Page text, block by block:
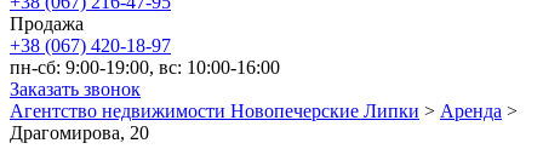
Продажа
+38 (067) 420-18-97
пн-сб: 9:00-19:00, вс: 10:00-16:00
Заказать звонок
Агентство недвижимости Новопечерские Липки > Аренда >
Драгомирова, 20